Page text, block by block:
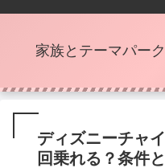
家族とテーマパー
ディズニーチャ
回乗れる？条件